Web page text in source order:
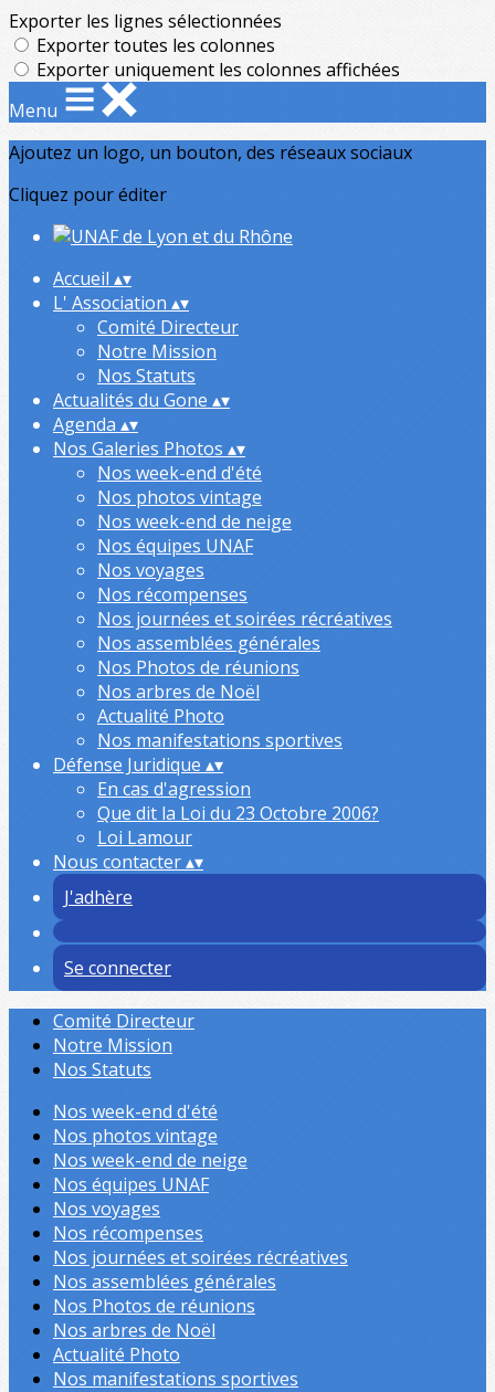
Exporter les lignes sélectionnées
Exporter toutes les colonnes
Exporter uniquement les colonnes affichées
Menu
Ajoutez un logo, un bouton, des réseaux sociaux
Cliquez pour éditer
Accueil ▴▾
L' Association ▴▾
Comité Directeur
Notre Mission
Nos Statuts
Actualités du Gone ▴▾
Agenda ▴▾
Nos Galeries Photos ▴▾
Nos week-end d'été
Nos photos vintage
Nos week-end de neige
Nos équipes UNAF
Nos voyages
Nos récompenses
Nos journées et soirées récréatives
Nos assemblées générales
Nos Photos de réunions
Nos arbres de Noël
Actualité Photo
Nos manifestations sportives
Défense Juridique ▴▾
En cas d'agression
Que dit la Loi du 23 Octobre 2006?
Loi Lamour
Nous contacter▴▾
J'adhère
Se connecter
Comité Directeur
Notre Mission
Nos Statuts
Nos week-end d'été
Nos photos vintage
Nos week-end de neige
Nos équipes UNAF
Nos voyages
Nos récompenses
Nos journées et soirées récréatives
Nos assemblées générales
Nos Photos de réunions
Nos arbres de Noël
Actualité Photo
Nos manifestations sportives